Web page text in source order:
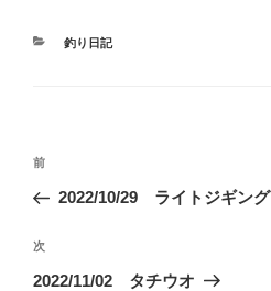
カ
釣り日記
投
ビ
ゲ
前
の
稿
前
2022/10/29 ライトジギング
次
の
次
2022/11/02 タチウオ